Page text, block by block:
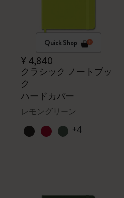
Quick Shop
¥ 4,840
クラシック ノートブッ
ク
ハードカバー
レモングリーン
+4